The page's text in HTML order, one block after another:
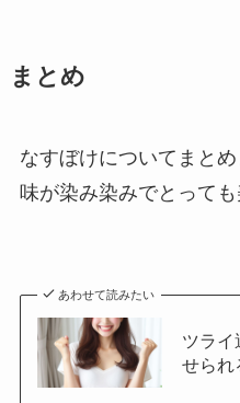
まとめ
なすぼけについてまとめ
味が染み染みでとっても
あわせて読みたい
ツライ
せられ